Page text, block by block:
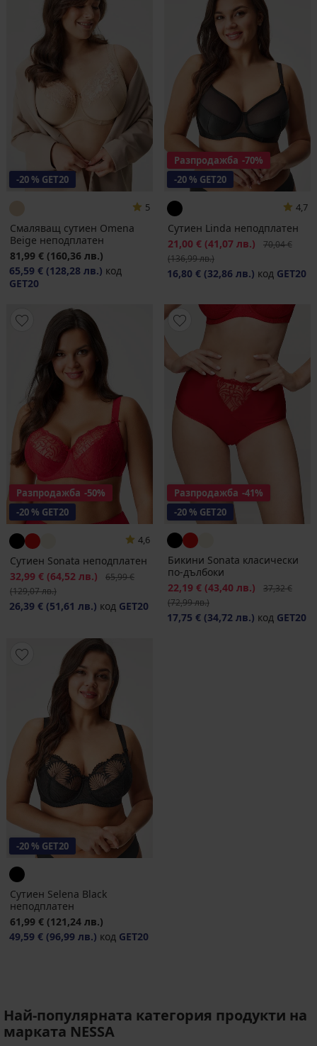
-20 % GET20
5
Смаляващ сутиен Omena
Beige неподплатен
81,99 € (160,36 лв.)
65,59 € (128,28 лв.) код
GET20
Разпродажба -70%
-20 % GET20
4,7
Сутиен Linda неподплатен
Намаление
21,00 € (41,07 лв.)
70,04 €
(136,99 лв.)
16,80 € (32,86 лв.) код GET20
Разпродажба -50%
-20 % GET20
4,6
Сутиен Sonata неподплатен
Намаление
32,99 € (64,52 лв.) Първоначална цена
65,99 €
(129,07 лв.)
26,39 € (51,61 лв.) код GET20
Разпродажба -41%
-20 % GET20
Бикини Sonata класически
по-дълбоки
Намаление
22,19 € (43,40 лв.)
37,32 €
(72,99 лв.)
17,75 € (34,72 лв.) код GET20
-20 % GET20
Сутиен Selena Black
неподплатен
61,99 € (121,24 лв.)
49,59 € (96,99 лв.) код GET20
Най-популярната категория продукти на
марката NESSA